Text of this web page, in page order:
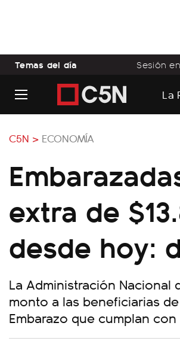
Temas del día Sesión
La
C5N > ECONOMÍA
extra de
desde hoy:
La Administración Nacional
monto a las beneficiarias
Embarazo que cumplan